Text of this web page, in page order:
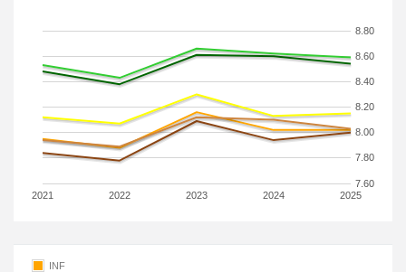
2021 2022 2023 2024 2025
7.60
7.80
8.00
8.20
8.40
8.60
8.80
INF